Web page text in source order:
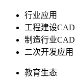
行业应用
工程建设CAD
制造行业CAD
二次开发应用
教育生态